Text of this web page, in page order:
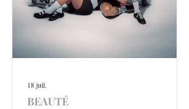
BEAUTÉ
18 juil.